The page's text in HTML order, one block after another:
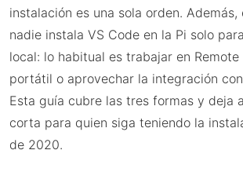
instalación es una sola orden.
nadie instala VS Code en la Pi solo
local: lo habitual es trabajar en Remote
portátil o aprovechar la integración
Esta guía cubre las tres formas y deja
corta para quien siga teniendo la
de 2020.